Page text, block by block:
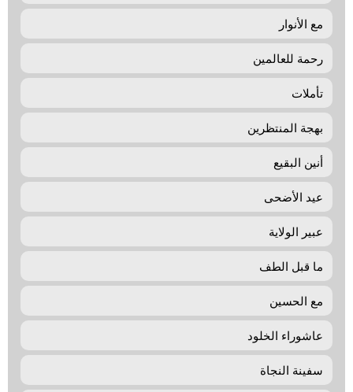
مع الأنوار
رحمة للعالمين
تأملات
بهجة المنتظرین
أنين البقيع
عيد الأضحى
عبير الولاية
ما قبل الطف
مع الحسين
عاشوراء الخلود
سفينة النجاة